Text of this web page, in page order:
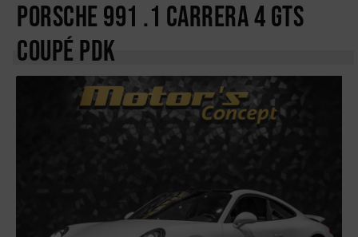
PORSCHE 991 .1 CARRERA 4 GTS
COUPÉ PDK